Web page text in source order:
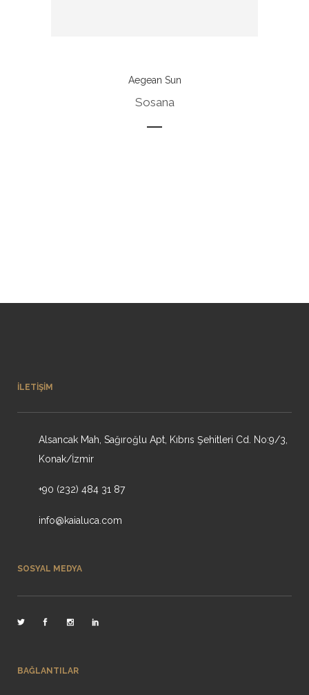
Aegean Sun
Sosana
İLETIŞIM
Alsancak Mah, Sağıroğlu Apt, Kıbrıs Şehitleri Cd. No:9/3,
Konak/İzmir
+90 (232) 484 31 87
info@kaialuca.com
SOSYAL MEDYA
BAĞLANTILAR